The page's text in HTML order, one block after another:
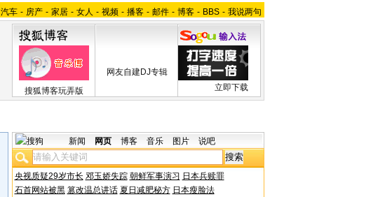
汽车 - 房产 - 家居 - 女人 - 视频 - 播客 - 邮件 - 博客 - BBS - 我说两句
搜狐博客玩弄版
网友自建DJ专辑
立即下载
新闻 网页 博客 音乐 图片 说吧
央视质疑29岁市长 邓玉娇失踪 朝鲜军事演习 日本兵赎罪
石首网站被黑 篡改温总讲话 夏日减肥秘方 日本瘦脸法